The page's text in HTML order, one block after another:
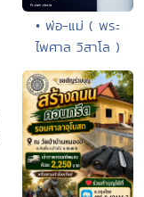
• พ่อ-แม่ ( พระ
ไพศาล วิสาโล )